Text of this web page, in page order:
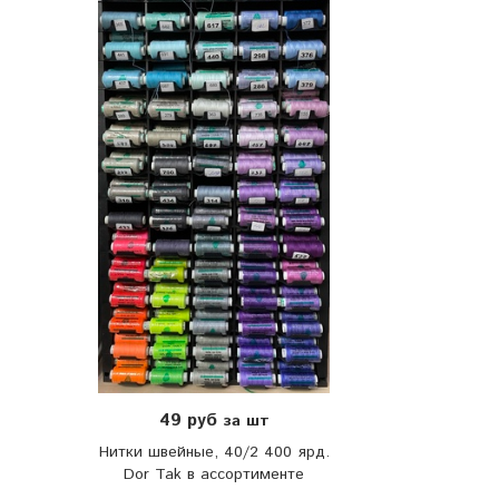
49 руб за шт
Нитки швейные, 40/2 400 ярд.
Dor Tak в ассортименте